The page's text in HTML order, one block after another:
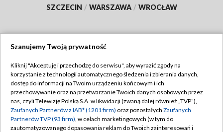
SZCZECIN / WARSZAWA / WROCŁAW
TVP
Abonament TVP
Emisja w TVP
Centrum informacji TVP
Regulamin TVP
Polityka prywatności
Moje zgody
Szanujemy Twoją prywatność
Kliknij "Akceptuję i przechodzę do serwisu", aby wyrazić zgody na
korzystanie z technologii automatycznego śledzenia i zbierania danych,
dostęp do informacji na Twoim urządzeniu końcowym i ich
przechowywanie oraz na przetwarzanie Twoich danych osobowych przez
nas, czyli Telewizję Polską S.A. w likwidacji (zwaną dalej również „TVP”),
Zaufanych Partnerów z IAB* (1201 firm) oraz pozostałych Zaufanych
Partnerów TVP (93 firm), w celach marketingowych (w tym do
zautomatyzowanego dopasowania reklam do Twoich zainteresowań i